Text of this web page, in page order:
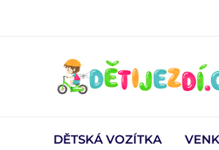
DĚTSKÁ VOZÍTKA